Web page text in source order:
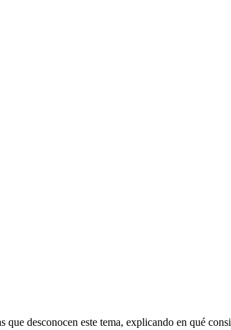
desconocen este tema, explicando en qué